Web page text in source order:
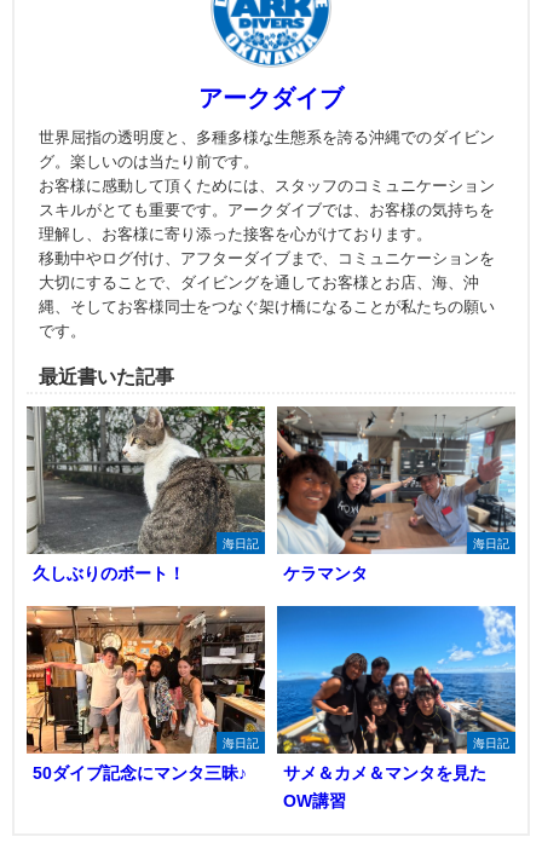
アークダイブ
世界屈指の透明度と、多種多様な生態系を誇る沖縄でのダイビン
グ。楽しいのは当たり前です。
お客様に感動して頂くためには、スタッフのコミュニケーション
スキルがとても重要です。アークダイブでは、お客様の気持ちを
理解し、お客様に寄り添った接客を心がけております。
移動中やログ付け、アフターダイブまで、コミュニケーションを
大切にすることで、ダイビングを通してお客様とお店、海、沖
縄、そしてお客様同士をつなぐ架け橋になることが私たちの願い
です。
最近書いた記事
海日記
久しぶりのボート！
海日記
ケラマンタ
海日記
50ダイブ記念にマンタ三昧♪
海日記
サメ＆カメ＆マンタを見た
OW講習